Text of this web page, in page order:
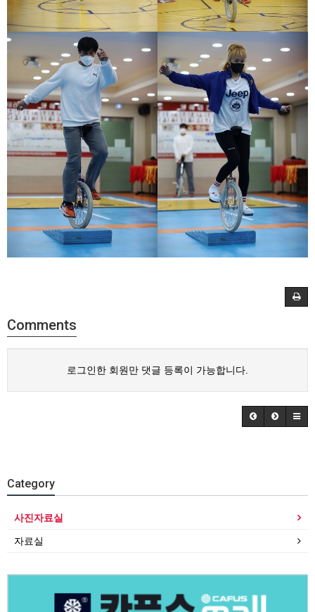
Comments
로그인한 회원만 댓글 등록이 가능합니다.
Category
사진자료실
자료실